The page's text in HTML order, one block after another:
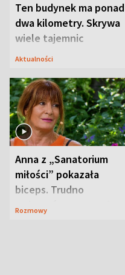
Ten budynek ma ponad
dwa kilometry. Skrywa
wiele tajemnic
Aktualności
Anna z „Sanatorium
miłości” pokazała
biceps. Trudno
uwierzyć, co przeszła
Rozmowy